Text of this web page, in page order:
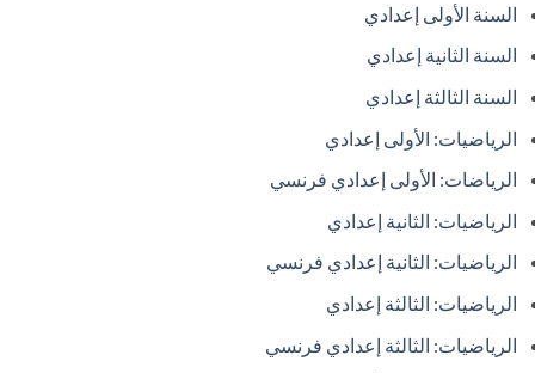
السنة الأولى إعدادي
السنة الثانية إعدادي
السنة الثالثة إعدادي
الرياضيات: الأولى إعدادي
الرياضات: الأولى إعدادي فرنسي
الرياضيات: الثانية إعدادي
الرياضيات: الثانية إعدادي فرنسي
الرياضيات: الثالثة إعدادي
الرياضيات: الثالثة إعدادي فرنسي